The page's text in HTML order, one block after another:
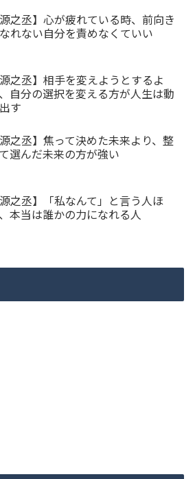
源之丞】心が疲れている時、前向き
れない自分を責めなくていい
源之丞】相手を変えようとするよ
自分の選択を変える方が人生は動
す
源之丞】焦って決めた未来より、整
選んだ未来の方が強い
源之丞】「私なんて」と言う人ほ
本当は誰かの力になれる人